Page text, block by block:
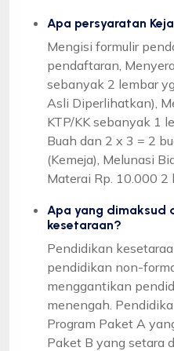
Apa persyaratan
Mengisi formulir
pendaftaran,
sebanyak 2 lembar
Asli Diperlihatkan),
KTP/KK sebanyak 1
Buah dan 2 x 3 = 2
(Kemeja), Melunasi
Materai Rp. 10.000 2
Apa yang dimaksud
kesetaraan?
Pendidikan
pendidikan non-
menggantikan
menengah.
Program Paket A
Paket B yang setara